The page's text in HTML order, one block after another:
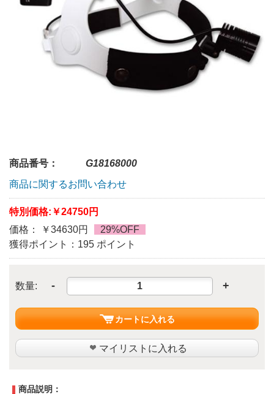
商品番号：
G18168000
商品に関するお問い合わせ
特別価格: ￥24750円
価格： ￥34630円
29%OFF
獲得ポイント：195 ポイント
数量: - +
カートに入れる
マイリストに入れる
商品説明：